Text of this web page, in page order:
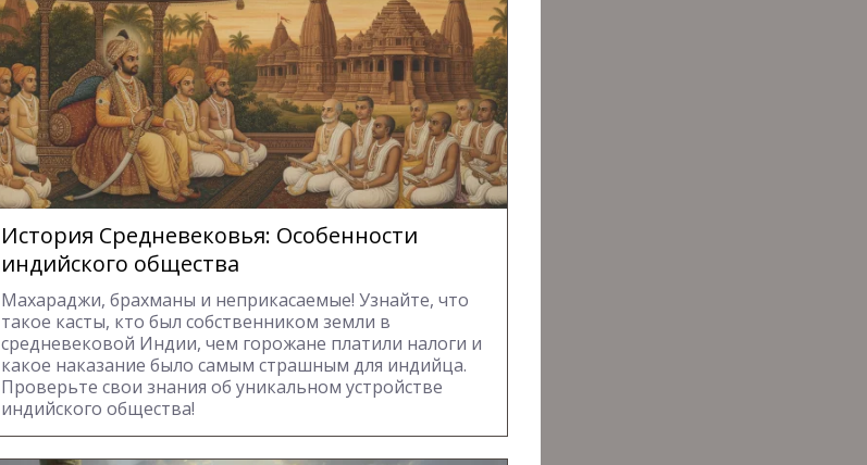
История Средневековья: Особенности
индийского общества
Махараджи, брахманы и неприкасаемые! Узнайте, что
такое касты, кто был собственником земли в
средневековой Индии, чем горожане платили налоги и
какое наказание было самым страшным для индийца.
Проверьте свои знания об уникальном устройстве
индийского общества!